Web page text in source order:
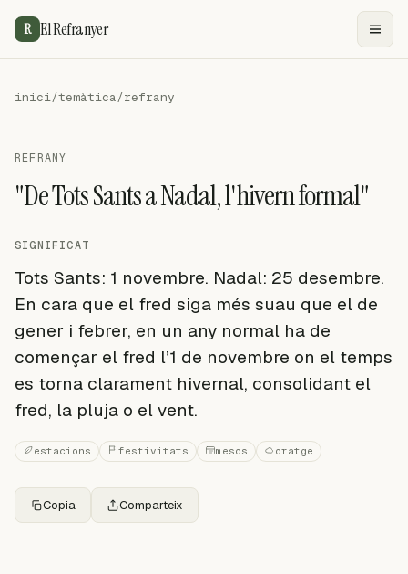
R El Refranyer
inici/temàtica/refrany
REFRANY
"De Tots Sants a Nadal, l'hivern formal"
SIGNIFICAT
Tots Sants: 1 novembre. Nadal: 25 desembre.
En cara que el fred siga més suau que el de
gener i febrer, en un any normal ha de
començar el fred l’1 de novembre on el temps
es torna clarament hivernal, consolidant el
fred, la pluja o el vent.
estacions festivitats mesos oratge
Copia Comparteix